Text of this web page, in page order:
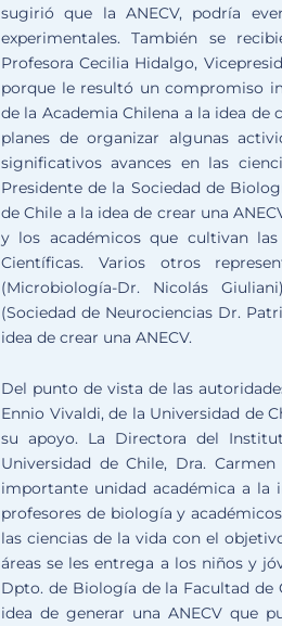
sugirió que la ANECV, podría
experimentales. También se
Profesora Cecilia Hidalgo,
porque le resultó un compromiso
de la Academia Chilena a la idea
planes de organizar algunas
significativos avances en las
Presidente de la Sociedad de
de Chile a la idea de crear una
y los académicos que cultivan
Científicas. Varios otros
(Microbiología-Dr. Nicolás
(Sociedad de Neurociencias Dr.
idea de crear una ANECV.
Del punto de vista de las
Ennio Vivaldi, de la Universidad de
su apoyo. La Directora del
Universidad de Chile, Dra.
importante unidad académica a la
profesores de biología y
las ciencias de la vida con el
áreas se les entrega a los niños y
Dpto. de Biología de la Facultad de
idea de generar una ANECV que